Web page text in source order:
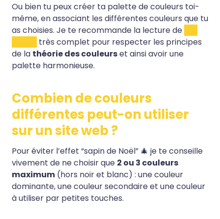
Ou bien tu peux créer ta palette de couleurs toi-
même, en associant les différentes couleurs que tu
as choisies. Je te recommande la lecture de
très complet pour respecter les principes
de la théorie des couleurset ainsi avoir une
palette harmonieuse.
Combien de couleurs
différentes peut-on utiliser
sur un site web ?
Pour éviter l’effet “sapin de Noël” 🎄 je te conseille
vivement de ne choisir que 2 ou 3 couleurs
maximum (hors noir et blanc) : une couleur
dominante, une couleur secondaire et une couleur
à utiliser par petites touches.